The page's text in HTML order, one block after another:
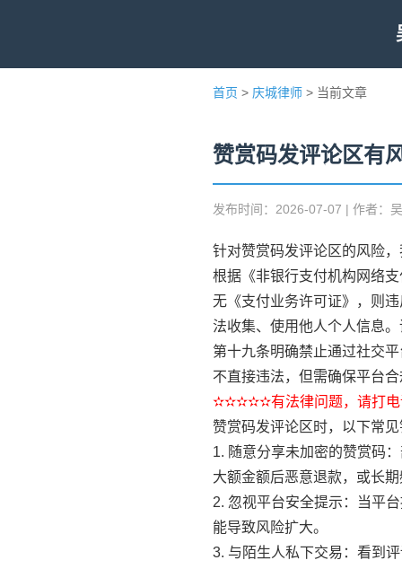
首页 > 庆城律师 > 当前文章
赞赏码发评论区有
发布时间：2026-07-07 | 作者：
针对赞赏码发评论区的风险
根据《非银行支付机构网络
无《支付业务许可证》，则
法收集、使用他人个人信息
第十九条明确禁止通过社交
不直接违法，但需确保平台
✫✫✫✫✫有法律问题，请打电
赞赏码发评论区时，以下常
1. 随意分享未加密的赞赏码
大额金额后恶意退款，或长
2. 忽视平台安全提示：当平
能导致风险扩大。
3. 与陌生人私下交易：看到